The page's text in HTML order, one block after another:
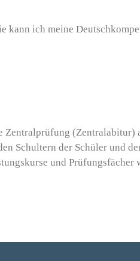
kann ich meine
Zentralprüfung (Zentralabitur)
Schultern der Schüler und
und Prüfungsfächer